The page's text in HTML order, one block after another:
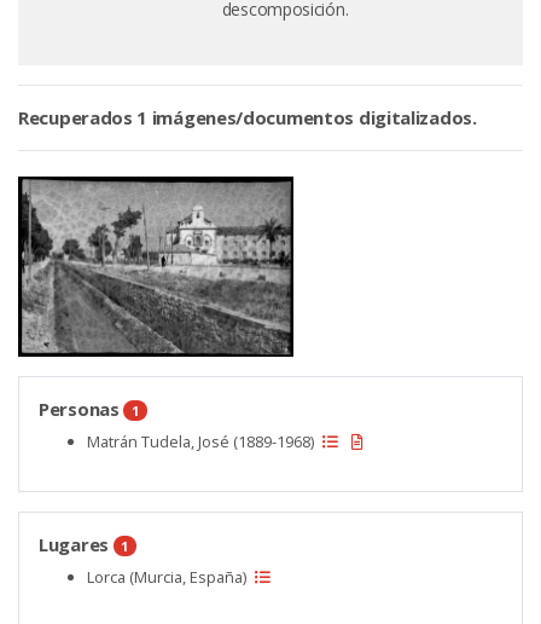
descomposición.
Recuperados 1 imágenes/documentos digitalizados.
Personas 1
Matrán Tudela, José (1889-1968)
Lugares 1
Lorca (Murcia, España)